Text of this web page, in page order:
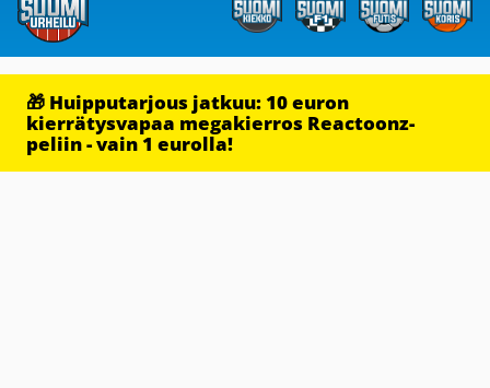
🎁 Huipputarjous jatkuu: 10 euron
kierrätysvapaa megakierros Reactoonz-
peliin - vain 1 eurolla!